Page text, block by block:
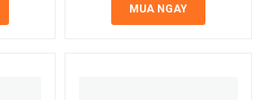
MUA NGAY